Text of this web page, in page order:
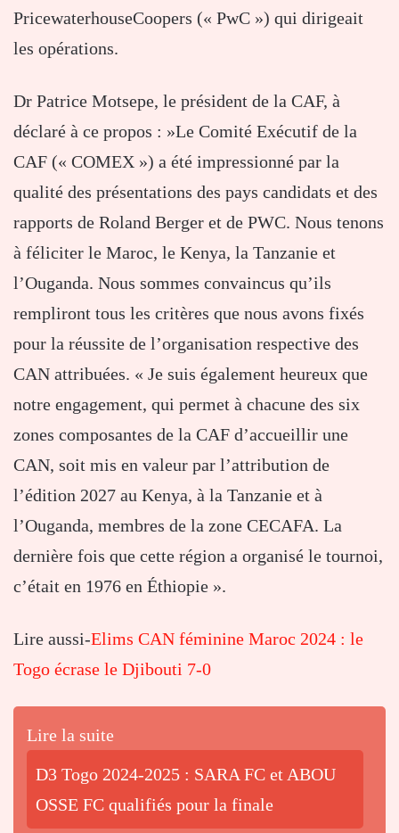
PricewaterhouseCoopers (« PwC ») qui dirigeait
les opérations.
Dr Patrice Motsepe, le président de la CAF, à
déclaré à ce propos : »Le Comité Exécutif de la
CAF (« COMEX ») a été impressionné par la
qualité des présentations des pays candidats et des
rapports de Roland Berger et de PWC. Nous tenons
à féliciter le Maroc, le Kenya, la Tanzanie et
l’Ouganda. Nous sommes convaincus qu’ils
rempliront tous les critères que nous avons fixés
pour la réussite de l’organisation respective des
CAN attribuées. « Je suis également heureux que
notre engagement, qui permet à chacune des six
zones composantes de la CAF d’accueillir une
CAN, soit mis en valeur par l’attribution de
l’édition 2027 au Kenya, à la Tanzanie et à
l’Ouganda, membres de la zone CECAFA. La
dernière fois que cette région a organisé le tournoi,
c’était en 1976 en Éthiopie ».
Lire aussi-Elims CAN féminine Maroc 2024 : le
Togo écrase le Djibouti 7-0
Lire la suite
D3 Togo 2024-2025 : SARA FC et ABOU
OSSE FC qualifiés pour la finale